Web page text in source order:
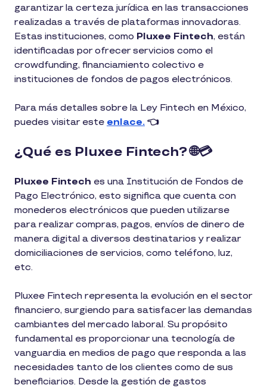
garantizar la certeza jurídica en las transacciones
realizadas a través de plataformas innovadoras.
Estas instituciones, como Pluxee Fintech, están
identificadas por ofrecer servicios como el
crowdfunding, financiamiento colectivo e
instituciones de fondos de pagos electrónicos.
Para más detalles sobre la Ley Fintech en México,
puedes visitar este enlace. 👈
¿Qué es Pluxee Fintech? 🌐💳
Pluxee Fintech es una Institución de Fondos de
Pago Electrónico, esto significa que cuenta con
monederos electrónicos que pueden utilizarse
para realizar compras, pagos, envíos de dinero de
manera digital a diversos destinatarios y realizar
domiciliaciones de servicios, como teléfono, luz,
etc.
Pluxee Fintech representa la evolución en el sector
financiero, surgiendo para satisfacer las demandas
cambiantes del mercado laboral. Su propósito
fundamental es proporcionar una tecnología de
vanguardia en medios de pago que responda a las
necesidades tanto de los clientes como de sus
beneficiarios. Desde la gestión de gastos